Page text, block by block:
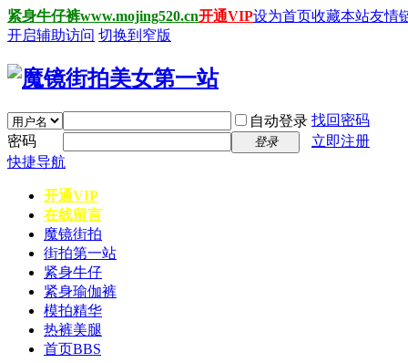
紧身牛仔裤www.mojing520.cn开通VIP设为首页收藏本站友情
开启辅助访问 切换到窄版
自动登录 找回密码
密码
登录
立即注册
快捷导航
开通VIP
在线留言
魔镜街拍
街拍第一站
紧身牛仔
紧身瑜伽裤
模拍精华
热裤美腿
首页BBS